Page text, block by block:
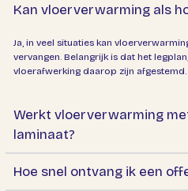
Kan vloerverwarming als
Ja, in veel situaties kan
vervangen. Belangrijk is dat het
vloerafwerking daarop zijn afgestemd.
Werkt vloerverwarming
laminaat?
Hoe snel ontvang ik een